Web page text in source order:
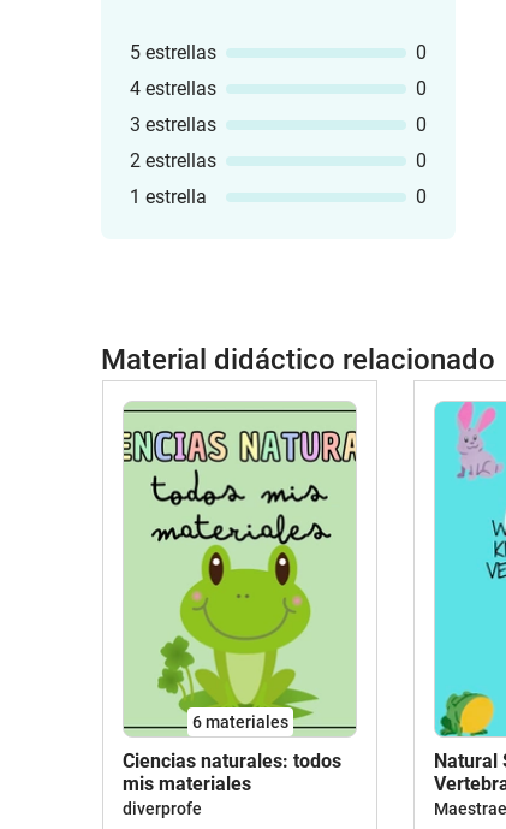
5 estrellas
0
4 estrellas
0
3 estrellas
0
2 estrellas
0
1 estrella
0
Material didáctico relacionado
6 materiales
Ciencias naturales: todos
mis materiales
diverprofe
Natural